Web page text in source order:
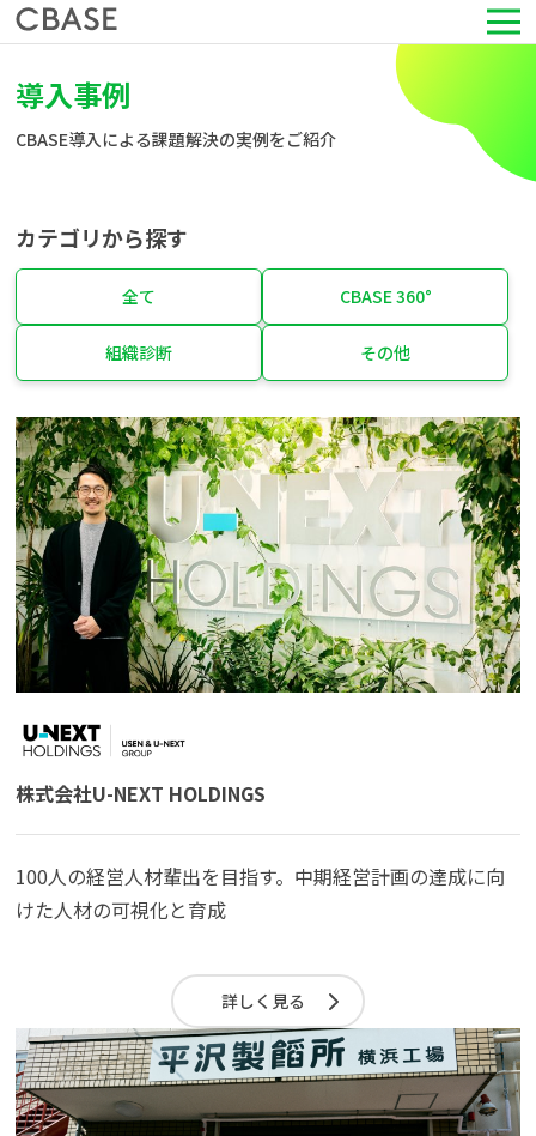
サービス
活用シーン
導入事例
セミナー情報
HRコラム
お知らせ
会社情報
よくある質問
資料請求(無料) お見積もり依頼
導入事例
CBASE導入による課題解決の実例をご紹介
カテゴリから探す
全て CBASE 360°
組織診断 その他
株式会社U-NEXT HOLDINGS
100人の経営人材輩出を目指す。中期経営計画の達成に向
けた人材の可視化と育成
詳しく見る